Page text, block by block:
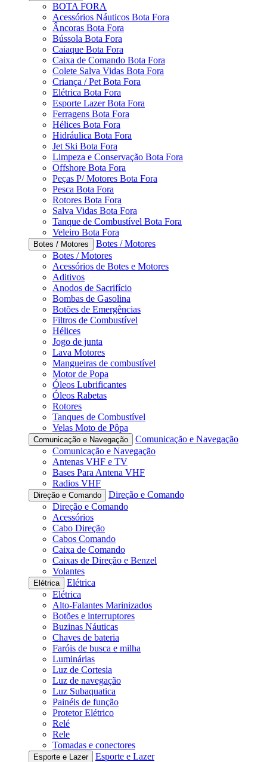
BOTA FORA
Acessórios Náuticos Bota Fora
Âncoras Bota Fora
Bússola Bota Fora
Caiaque Bota Fora
Caixa de Comando Bota Fora
Colete Salva Vidas Bota Fora
Criança / Pet Bota Fora
Elétrica Bota Fora
Esporte Lazer Bota Fora
Ferragens Bota Fora
Hélices Bota Fora
Hidráulica Bota Fora
Jet Ski Bota Fora
Limpeza e Conservação Bota Fora
Offshore Bota Fora
Peças P/ Motores Bota Fora
Pesca Bota Fora
Rotores Bota Fora
Salva Vidas Bota Fora
Tanque de Combustível Bota Fora
Veleiro Bota Fora
Botes / Motores
Botes / Motores
Botes / Motores
Acessórios de Botes e Motores
Aditivos
Anodos de Sacrifício
Bombas de Gasolina
Botões de Emergências
Filtros de Combustível
Hélices
Jogo de junta
Lava Motores
Mangueiras de combustível
Motor de Popa
Óleos Lubrificantes
Óleos Rabetas
Rotores
Tanques de Combustível
Velas Moto de Pôpa
Comunicação e Navegação
Comunicação e Navegação
Comunicação e Navegação
Antenas VHF e TV
Bases Para Antena VHF
Radios VHF
Direção e Comando
Direção e Comando
Direção e Comando
Acessórios
Cabo Direção
Cabos Comando
Caixa de Comando
Caixas de Direção e Benzel
Volantes
Elétrica
Elétrica
Elétrica
Alto-Falantes Marinizados
Botões e interruptores
Buzinas Náuticas
Chaves de bateria
Faróis de busca e milha
Luminárias
Luz de Cortesia
Luz de navegação
Luz Subaquatica
Painéis de função
Protetor Elétrico
Relé
Rele
Tomadas e conectores
Esporte e Lazer
Esporte e Lazer